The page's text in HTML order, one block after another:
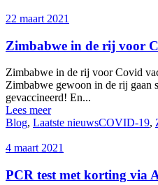
22 maart 2021
Zimbabwe in de rij voor
Zimbabwe in de rij voor Covid
Zimbabwe gewoon in de rij gaan
gevaccineerd! En...
Lees meer
Blog, Laatste nieuwsCOVID-19,
4 maart 2021
PCR test met korting via